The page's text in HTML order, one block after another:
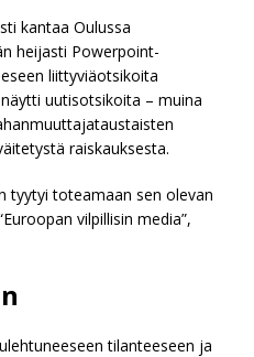
kantaa Oulussa
heijasti Powerpoint-
liittyviäotsikoita
uutisotsikoita – muina
raiskauksesta.
tyytyi toteamaan sen olevan
vilpillisin media”,
tilanteeseen ja